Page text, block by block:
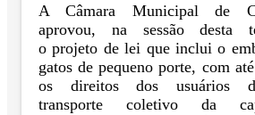
A Câmara Municipal de
aprovou, na sessão desta
o projeto de lei que inclui o
gatos de pequeno porte, com
os direitos dos usuários
transporte coletivo da